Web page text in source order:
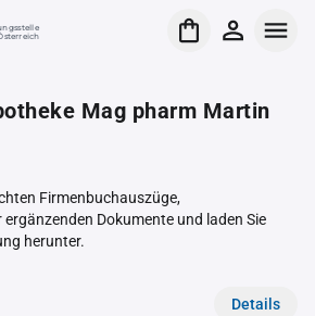
Mag pharm Martin
Firmenbuchauszüge,
Dokumente und laden Sie
herunter.
Details